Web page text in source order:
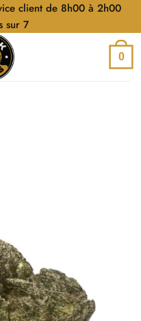
client de 8h00 à 2h00
sur 7
0